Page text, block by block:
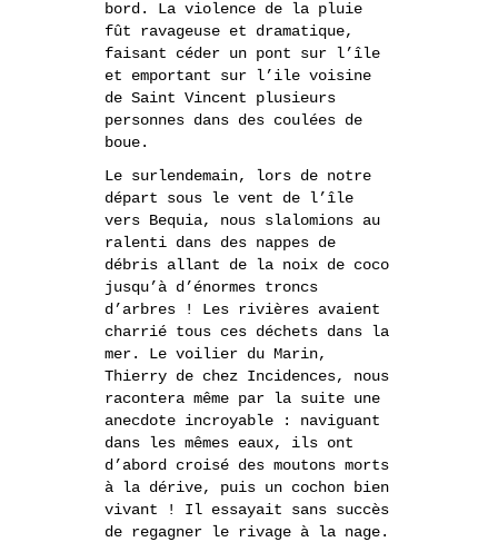
bord. La violence de la pluie
fût ravageuse et dramatique,
faisant céder un pont sur l’île
et emportant sur l’ile voisine
de Saint Vincent plusieurs
personnes dans des coulées de
boue.
Le surlendemain, lors de notre
départ sous le vent de l’île
vers Bequia, nous slalomions au
ralenti dans des nappes de
débris allant de la noix de coco
jusqu’à d’énormes troncs
d’arbres ! Les rivières avaient
charrié tous ces déchets dans la
mer. Le voilier du Marin,
Thierry de chez Incidences, nous
racontera même par la suite une
anecdote incroyable : naviguant
dans les mêmes eaux, ils ont
d’abord croisé des moutons morts
à la dérive, puis un cochon bien
vivant ! Il essayait sans succès
de regagner le rivage à la nage.